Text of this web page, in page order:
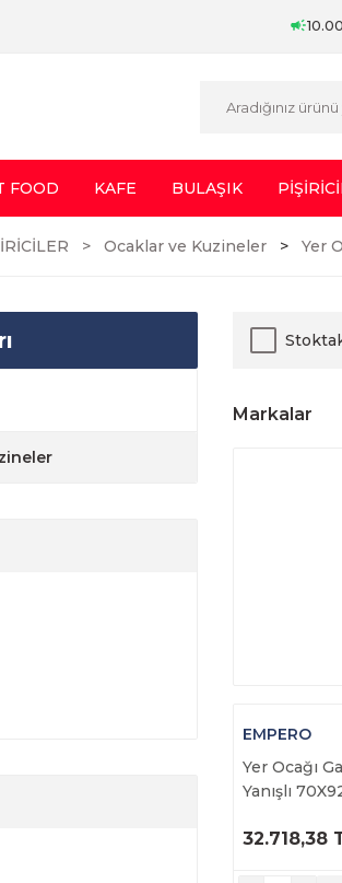
FOOD KAFE BULAŞIK
Ocaklar ve Kuzineler Yer
Markalar
EMPERO
Yer Ocağı
Yanışlı
32.718,38